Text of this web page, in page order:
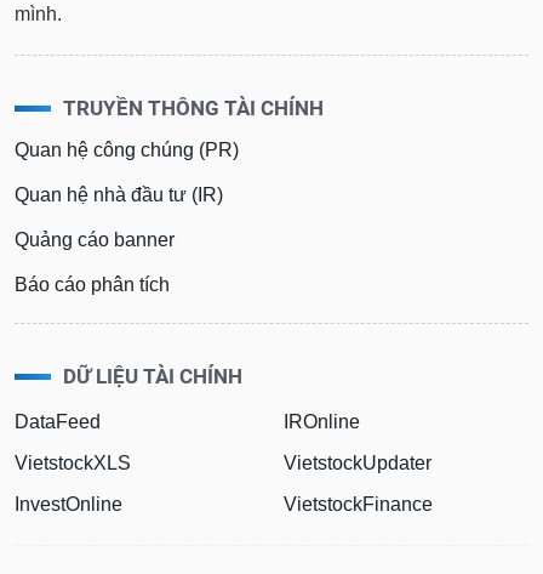
kỹ
sơ
doanh
nghiệp
Tin
tức
sự
kiện
Tài
lý
trường
mình.
TRUYỀN THÔNG TÀI CHÍNH
Quan hệ công chúng (PR)
Quan hệ nhà đầu tư (IR)
Quảng cáo banner
Báo cáo phân tích
DỮ LIỆU TÀI CHÍNH
DataFeed
VietstockXLS
InvestOnline
IROnline
VietstockUpdater
VietstockFinance
NGUYÊN
LIỆU
CÔNG
NGHIỆP
TIÊU
KHÔNG
THIẾT